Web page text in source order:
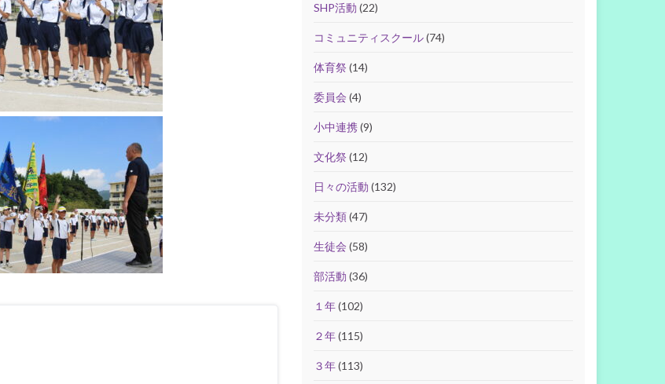
SHP活動 (22)
コミュニティスクール(74)
体育祭 (14)
委員会 (4)
小中連携(9)
文化祭 (12)
日々の活動 (132)
未分類(47)
生徒会 (58)
部活動 (36)
１年(102)
２年(115)
３年(113)